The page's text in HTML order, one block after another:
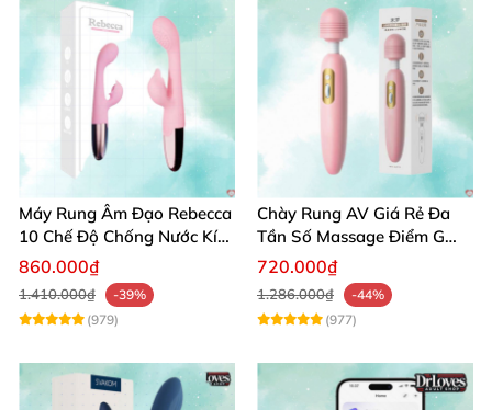
Máy Rung Âm Đạo Rebecca
10 Chế Độ Chống Nước Kích
Thích Điểm G
860.000₫
1.410.000₫
-39%
(979)
Chày Rung AV Giá Rẻ Đa
Tần Số Massage Điểm G
Mát Xa Âm Vật
720.000₫
1.286.000₫
-44%
(977)